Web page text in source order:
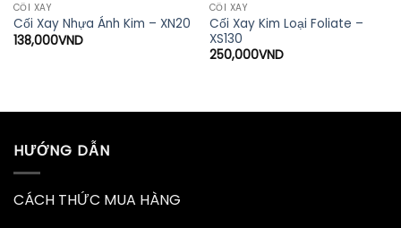
CỐI XAY
Cối Xay Nhựa Ánh Kim – XN20
138,000VND
CỐI XAY
Cối Xay Kim Loại Foliate –
XS130
250,000VND
HƯỚNG DẪN
CÁCH THỨC MUA HÀNG